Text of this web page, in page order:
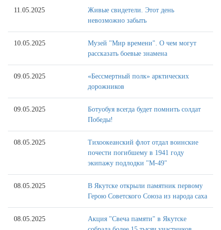
11.05.2025
Живые свидетели. Этот день
невозможно забыть
10.05.2025
Музей "Мир времени". О чем могут
рассказать боевые знамена
09.05.2025
«Бессмертный полк» арктических
дорожников
09.05.2025
Ботуобуя всегда будет помнить солдат
Победы!
08.05.2025
Тихоокеанский флот отдал воинские
почести погибшему в 1941 году
экипажу подлодки "М-49"
08.05.2025
В Якутске открыли памятник первому
Герою Советского Союза из народа саха
08.05.2025
Акция "Свеча памяти" в Якутске